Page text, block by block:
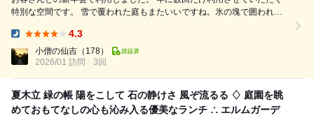
特別な空間です。 雪で覆われた庭もまたいいですね。氷の塊で囲われた
が凝らされていて、北海道の旬の食材を使った逸品を楽しめました。 鴨
と葱で出汁を...
4.3
小僧の仙吉 （178）
2026/01 訪問
3回
夏木立 緑の帳 陽をこして 石の静けさ 風ぞ流るる ♢ 庭園を眺
めておもてなしの心も沁み入る優美なランチ ∴ エルムガーデ